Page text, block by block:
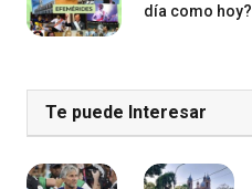
día como hoy?
Te puede Interesar